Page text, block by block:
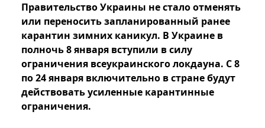
Правительство Украины не стало отменять
или переносить запланированный ранее
карантин зимних каникул. В Украине в
полночь 8 января вступили в силу
ограничения всеукраинского локдауна. С 8
по 24 января включительно в стране будут
действовать усиленные карантинные
ограничения.